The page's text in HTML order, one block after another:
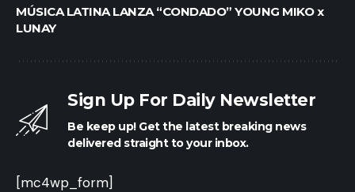
MÚSICA LATINA LANZA “CONDADO” YOUNG MIKO x
LUNAY
Sign Up For Daily Newsletter
Be keep up! Get the latest breaking news
delivered straight to your inbox.
[mc4wp_form]